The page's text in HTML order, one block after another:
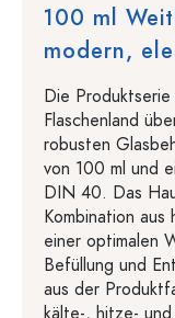
100 ml
modern,
Die
Flaschenland
robusten
von 100 ml und
DIN 40. Das
Kombination aus
einer optimalen
Befüllung und
aus der
kälte-, hitze-